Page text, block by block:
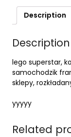
Description
Description
lego superstar,
samochodzik
sklepy,
yyyyy
Related